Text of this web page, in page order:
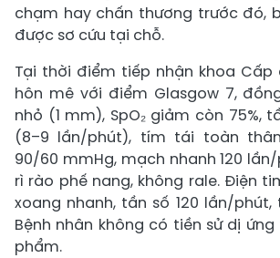
chạm hay chấn thương trước đó,
được sơ cứu tại chỗ.
Tại thời điểm tiếp nhận khoa Cấp
hôn mê với điểm Glasgow 7,
nhỏ (1 mm), SpO₂ giảm còn 75%,
(8–9 lần/phút), tím tái toàn
90/60 mmHg, mạch nhanh 120
rì rào phế nang, không rale. Điện
xoang nhanh, tần số 120 lần/
Bệnh nhân không có tiền sử dị
phẩm.